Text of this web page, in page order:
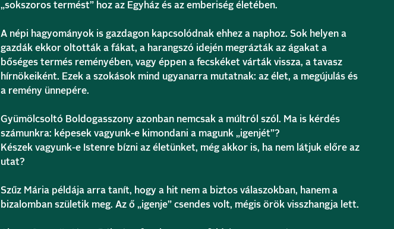
„sokszoros termést” hoz az Egyház és az emberiség életében.
A népi hagyományok is gazdagon kapcsolódnak ehhez a naphoz. Sok helyen a
gazdák ekkor oltották a fákat, a harangszó idején megrázták az ágakat a
bőséges termés reményében, vagy éppen a fecskéket várták vissza, a tavasz
hírnökeiként. Ezek a szokások mind ugyanarra mutatnak: az élet, a megújulás és
a remény ünnepére.
Gyümölcsoltó Boldogasszony azonban nemcsak a múltról szól. Ma is kérdés
számunkra: képesek vagyunk-e kimondani a magunk „igenjét”?
Készek vagyunk-e Istenre bízni az életünket, még akkor is, ha nem látjuk előre az
utat?
Szűz Mária példája arra tanít, hogy a hit nem a biztos válaszokban, hanem a
bizalomban születik meg. Az ő „igenje” csendes volt, mégis örök visszhangja lett.